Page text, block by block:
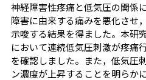
神経障害性疼痛と低気圧の関係
障害に由来する痛みを悪化させ
示唆する結果を得ました。本研
において連続低気圧刺激が疼痛
を確認しました。また，低気圧
ン濃度が上昇することを明らか